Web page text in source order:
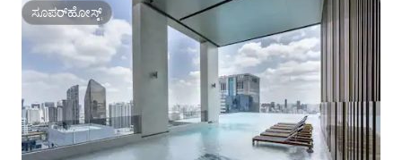
ಸೂಪರ್‌ಹೋಸ್ಟ್
ಸೂಪರ್‌ಹೋಸ್ಟ್